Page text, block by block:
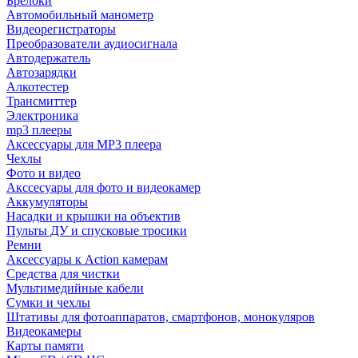
Автомобильный манометр
Видеорегистраторы
Преобразователи аудиосигнала
Автодержатель
Автозарядки
Алкотестер
Трансмиттер
Электроника
mp3 плееры
Аксессуары для MP3 плеера
Чехлы
Фото и видео
Акссесуары для фото и видеокамер
Аккумуляторы
Насадки и крышки на объектив
Пульты ДУ и спусковые тросики
Ремни
Аксессуары к Action камерам
Средства для чистки
Мультимедийные кабели
Сумки и чехлы
Штативы для фотоаппаратов, смартфонов, монокуляров
Видеокамеры
Карты памяти